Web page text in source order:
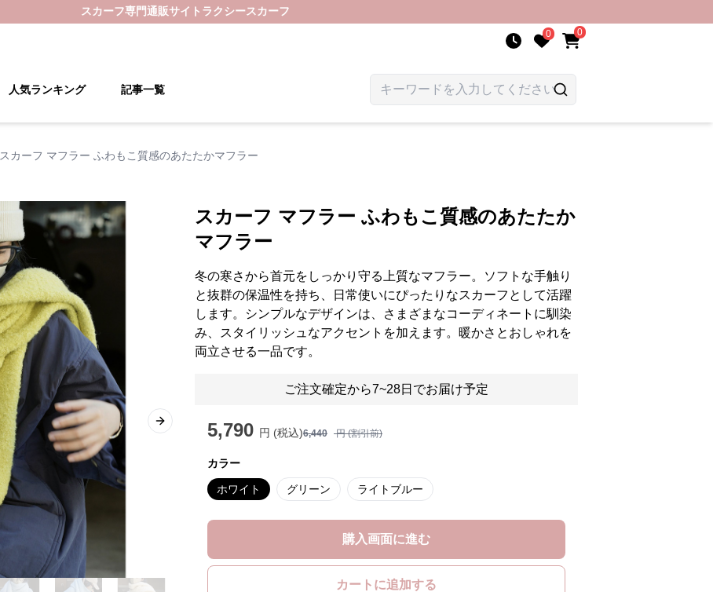
スカーフ専門通販サイト ラクシースカーフ
0 0
人気ランキング 記事一覧
スカーフ マフラー ふわもこ質感のあたたかマフラー
Next slide
スカーフ マフラー ふわもこ質感のあたたか
マフラー
冬の寒さから首元をしっかり守る上質なマフラー。ソフトな手触り
と抜群の保温性を持ち、日常使いにぴったりなスカーフとして活躍
します。シンプルなデザインは、さまざまなコーディネートに馴染
み、スタイリッシュなアクセントを加えます。暖かさとおしゃれを
両立させる一品です。
ご注文確定から7~28日でお届け予定
5,790 円 (税込)6,440 円 (割引前)
カラー
ホワイト グリーン ライトブルー
購入画面に進む
カートに追加する